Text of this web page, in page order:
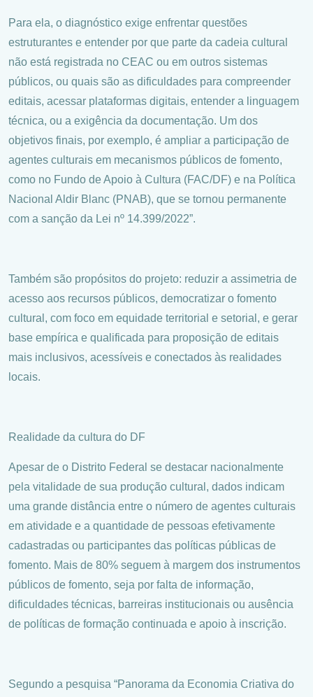
Para ela, o diagnóstico exige enfrentar questões
estruturantes e entender por que parte da cadeia cultural
não está registrada no CEAC ou em outros sistemas
públicos, ou quais são as dificuldades para compreender
editais, acessar plataformas digitais, entender a linguagem
técnica, ou a exigência da documentação. Um dos
objetivos finais, por exemplo, é ampliar a participação de
agentes culturais em mecanismos públicos de fomento,
como no Fundo de Apoio à Cultura (FAC/DF) e na Política
Nacional Aldir Blanc (PNAB), que se tornou permanente
com a sanção da Lei nº 14.399/2022”.
Também são propósitos do projeto: reduzir a assimetria de
acesso aos recursos públicos, democratizar o fomento
cultural, com foco em equidade territorial e setorial, e gerar
base empírica e qualificada para proposição de editais
mais inclusivos, acessíveis e conectados às realidades
locais.
Realidade da cultura do DF
Apesar de o Distrito Federal se destacar nacionalmente
pela vitalidade de sua produção cultural, dados indicam
uma grande distância entre o número de agentes culturais
em atividade e a quantidade de pessoas efetivamente
cadastradas ou participantes das políticas públicas de
fomento. Mais de 80% seguem à margem dos instrumentos
públicos de fomento, seja por falta de informação,
dificuldades técnicas, barreiras institucionais ou ausência
de políticas de formação continuada e apoio à inscrição.
Segundo a pesquisa “Panorama da Economia Criativa do